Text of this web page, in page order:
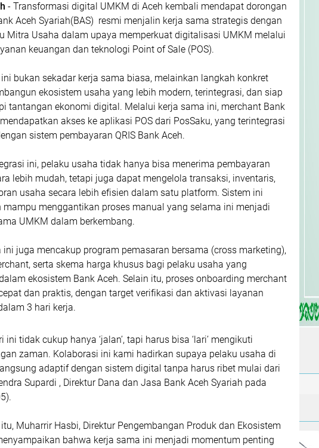
- Transformasi digital UMKM di Aceh kembali mendapat dorongan
Aceh Syariah(BAS) resmi menjalin kerja sama strategis dengan
Mitra Usaha dalam upaya memperkuat digitalisasi UMKM melalui
keuangan dan teknologi Point of Sale (POS).
bukan sekadar kerja sama biasa, melainkan langkah konkret
ekosistem usaha yang lebih modern, terintegrasi, dan siap
tantangan ekonomi digital. Melalui kerja sama ini, merchant Bank
akses ke aplikasi POS dari PosSaku, yang terintegrasi
sistem pembayaran QRIS Bank Aceh.
ini, pelaku usaha tidak hanya bisa menerima pembayaran
lebih mudah, tetapi juga dapat mengelola transaksi, inventaris,
usaha secara lebih efisien dalam satu platform. Sistem ini
mampu menggantikan proses manual yang selama ini menjadi
UMKM dalam berkembang.
ini juga mencakup program pemasaran bersama (cross marketing),
serta skema harga khusus bagi pelaku usaha yang
ekosistem Bank Aceh. Selain itu, proses onboarding merchant
dan praktis, dengan target verifikasi dan aktivasi layanan
3 hari kerja.
ini tidak cukup hanya ‘jalan’, tapi harus bisa ‘lari’ mengikuti
zaman. Kolaborasi ini kami hadirkan supaya pelaku usaha di
adaptif dengan sistem digital tanpa harus ribet mulai dari
Supardi , Direktur Dana dan Jasa Bank Aceh Syariah pada
Muharrir Hasbi, Direktur Pengembangan Produk dan Ekosistem
bahwa kerja sama ini menjadi momentum penting